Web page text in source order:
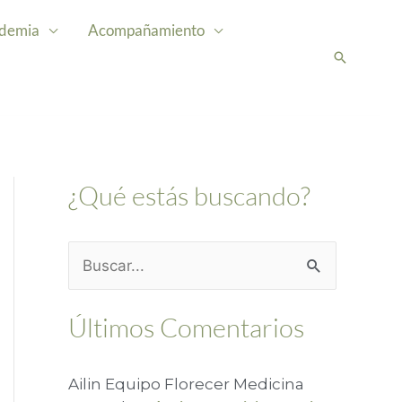
Acompañamiento
Buscar
¿Qué estás buscando?
s
a
Últimos Comentarios
Ailin Equipo Florecer Medicina